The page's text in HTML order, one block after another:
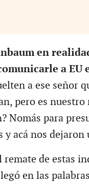
en
a EU
a ese señor
pero es nuestro
Nomás para
y acá nos dejaron
de estas
en las